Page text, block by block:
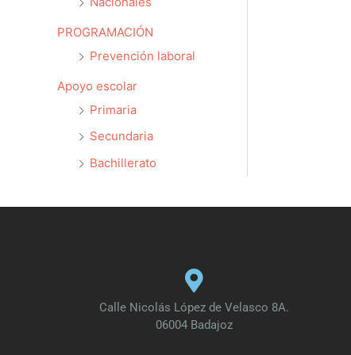
PROGRAMACIÓN
Prevención laboral
Apoyo escolar
Primaria
Secundaria
Bachillerato
Calle Nicolás López de Velasco 8A.
06004 Badajoz